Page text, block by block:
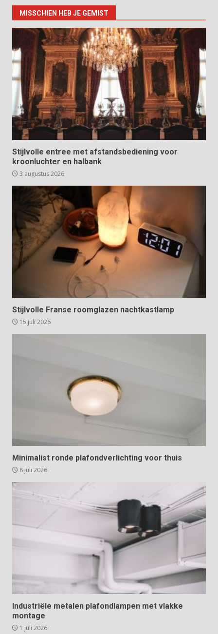
MISSCHIEN HEB JE GEMIST
Stijlvolle entree met afstandsbediening voor
kroonluchter en halbank
3 augustus 2026
Stijlvolle Franse roomglazen nachtkastlamp
15 juli 2026
Minimalist ronde plafondverlichting voor thuis
8 juli 2026
Industriële metalen plafondlampen met vlakke
montage
1 juli 2026